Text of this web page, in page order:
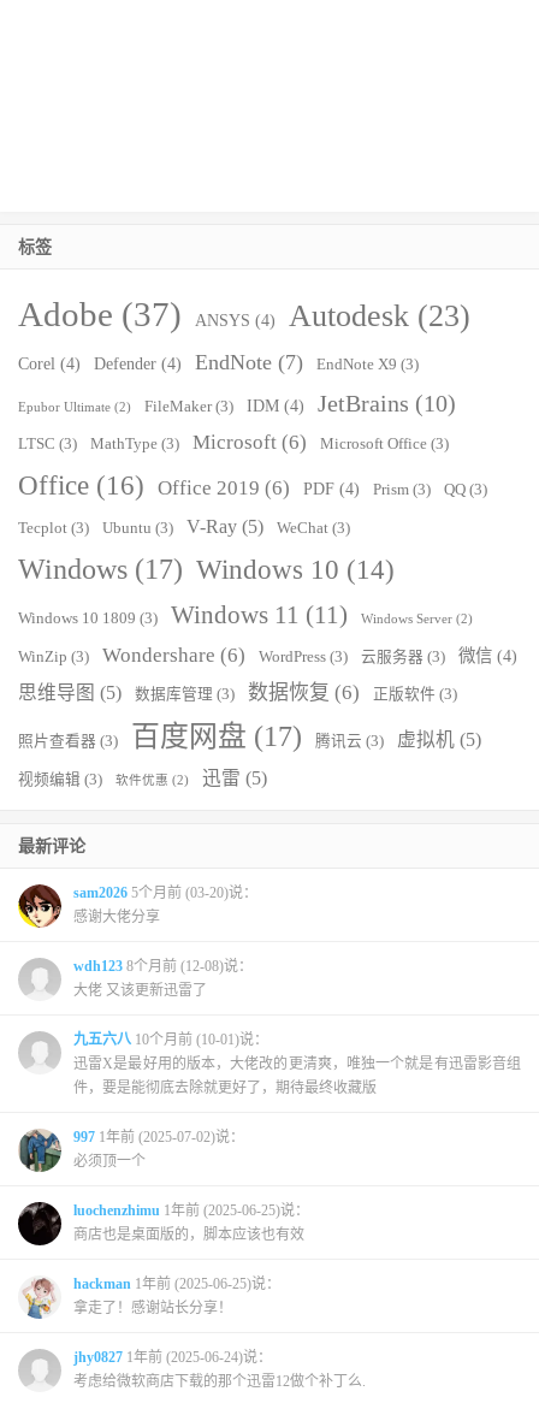
标签
Adobe (37) ANSYS (4) Autodesk (23)
Corel (4) Defender (4) EndNote (7) EndNote X9 (3)
Epubor Ultimate (2) FileMaker(3) IDM (4) JetBrains (10)
LTSC (3) MathType (3) Microsoft (6) Microsoft Office (3)
Office (16) Office 2019 (6) PDF (4) Prism (3) QQ (3)
Tecplot (3) Ubuntu (3) V-Ray (5) WeChat (3)
Windows (17) Windows 10 (14)
Windows 10 1809 (3) Windows 11 (11) Windows Server (2)
WinZip (3) Wondershare (6) WordPress (3) 云服务器 (3) 微信 (4)
思维导图 (5) 数据库管理 (3) 数据恢复 (6) 正版软件 (3)
照片查看器 (3) 百度网盘 (17) 腾讯云 (3) 虚拟机 (5)
视频编辑 (3) 软件优惠 (2) 迅雷 (5)
最新评论
sam2026 5个月前 (03-20)说：
感谢大佬分享
wdh123 8个月前 (12-08)说：
大佬 又该更新迅雷了
九五六八 10个月前 (10-01)说：
迅雷X是最好用的版本，大佬改的更清爽，唯独一个就是有迅雷影音组
件，要是能彻底去除就更好了，期待最终收藏版
997 1年前 (2025-07-02)说：
必须顶一个
luochenzhimu 1年前 (2025-06-25)说：
商店也是桌面版的，脚本应该也有效
hackman 1年前 (2025-06-25)说：
拿走了！感谢站长分享！
jhy0827 1年前 (2025-06-24)说：
考虑给微软商店下载的那个迅雷12做个补丁么.